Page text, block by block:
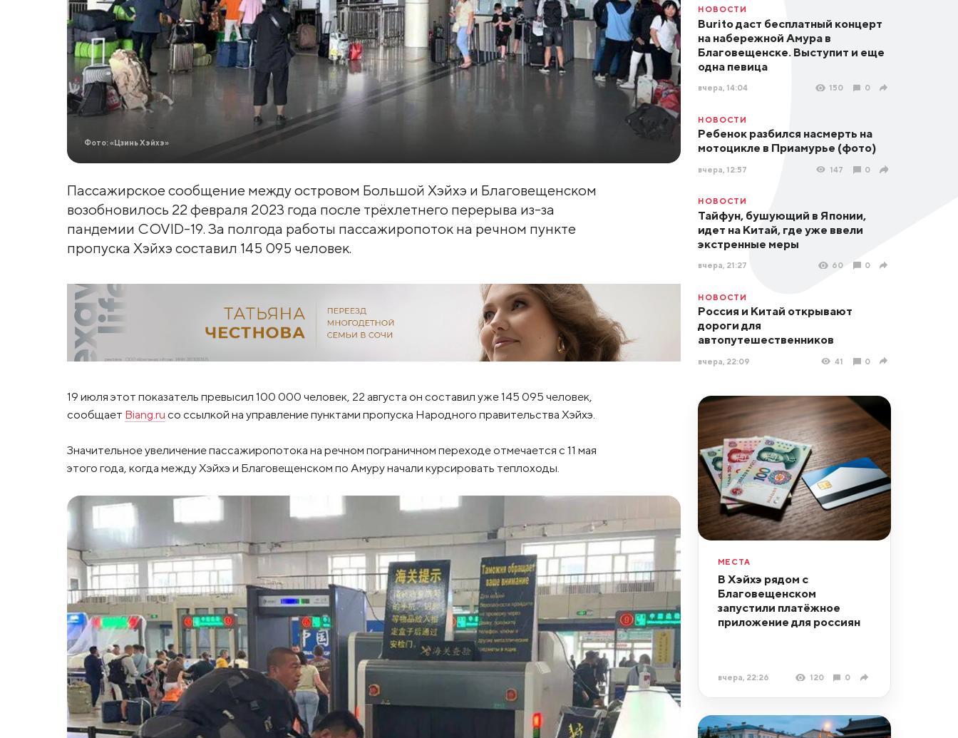
Фото: «Цзинь Хэйхэ»
Пассажирское сообщение между островом Большой Хэйхэ и Благовещенском
возобновилось 22 февраля 2023 года после трёхлетнего перерыва из-за
пандемии COVID-19. За полгода работы пассажиропоток на речном пункте
пропуска Хэйхэ составил 145 095 человек.
19 июля этот показатель превысил 100 000 человек, 22 августа он составил уже 145 095 человек,
сообщает Biang.ru со ссылкой на управление пунктами пропуска Народного правительства Хэйхэ.
Значительное увеличение пассажиропотока на речном пограничном переходе отмечается с 11 мая
этого года, когда между Хэйхэ и Благовещенском по Амуру начали курсировать теплоходы.
НОВОСТИ
Burito даст бесплатный концерт
на набережной Амура в
Благовещенске. Выступит и еще
одна певица
вчера, 14:04 150 0
НОВОСТИ
Ребенок разбился насмерть на
мотоцикле в Приамурье (фото)
вчера, 12:57 147 0
НОВОСТИ
Тайфун, бушующий в Японии,
идет на Китай, где уже ввели
экстренные меры
вчера, 21:27 60 0
НОВОСТИ
Россия и Китай открывают
дороги для
автопутешественников
вчера, 22:09 41 0
МЕСТА
В Хэйхэ рядом с
Благовещенском
запустили платёжное
приложение для россиян
вчера, 22:26 120 0